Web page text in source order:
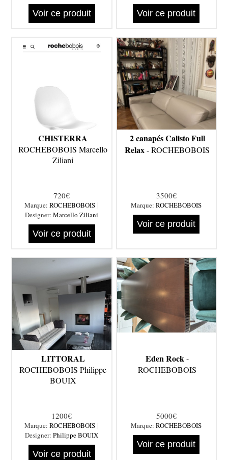
Voir ce produit Voir ce produit
CHISTERRA
ROCHEBOBOIS Marcello
Ziliani
720€
Marque:ROCHEBOBOIS |
Designer:Marcello Ziliani
Voir ce produit
2 canapés Calisto Full
Relax- ROCHEBOBOIS
3500€
Marque:ROCHEBOBOIS
Voir ce produit
LITTORAL
ROCHEBOBOIS Philippe
BOUIX
1200€
Marque:ROCHEBOBOIS |
Designer:Philippe BOUIX
Voir ce produit
Eden Rock-
ROCHEBOBOIS
5000€
Marque:ROCHEBOBOIS
Voir ce produit